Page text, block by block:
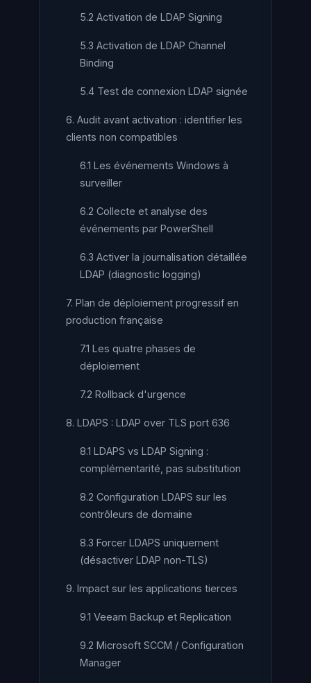
5.2 Activation de LDAP Signing
5.3 Activation de LDAP Channel
Binding
5.4 Test de connexion LDAP signée
6. Audit avant activation : identifier les
clients non compatibles
6.1 Les événements Windows à
surveiller
6.2 Collecte et analyse des
événements par PowerShell
6.3 Activer la journalisation détaillée
LDAP (diagnostic logging)
7. Plan de déploiement progressif en
production française
7.1 Les quatre phases de
déploiement
7.2 Rollback d'urgence
8. LDAPS : LDAP over TLS port 636
8.1 LDAPS vs LDAP Signing :
complémentarité, pas substitution
8.2 Configuration LDAPS sur les
contrôleurs de domaine
8.3 Forcer LDAPS uniquement
(désactiver LDAP non-TLS)
9. Impact sur les applications tierces
9.1 Veeam Backup et Replication
9.2 Microsoft SCCM / Configuration
Manager